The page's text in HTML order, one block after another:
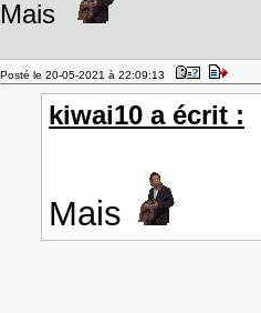
Mais
Posté le 20-05-2021 à 22:09:13
kiwai10 a écrit :
Mais